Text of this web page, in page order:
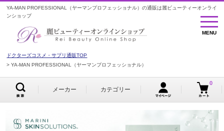
YA-MAN PROFESSIONAL（ヤーマンプロフェッショナル）の通販は麗ビューティーオンライ
ンショップ
MENU
MENU
ドクターズコスメ・サプリ通販TOP
YA-MAN PROFESSIONAL（ヤーマンプロフェッショナル）
メーカー カテゴリー
0